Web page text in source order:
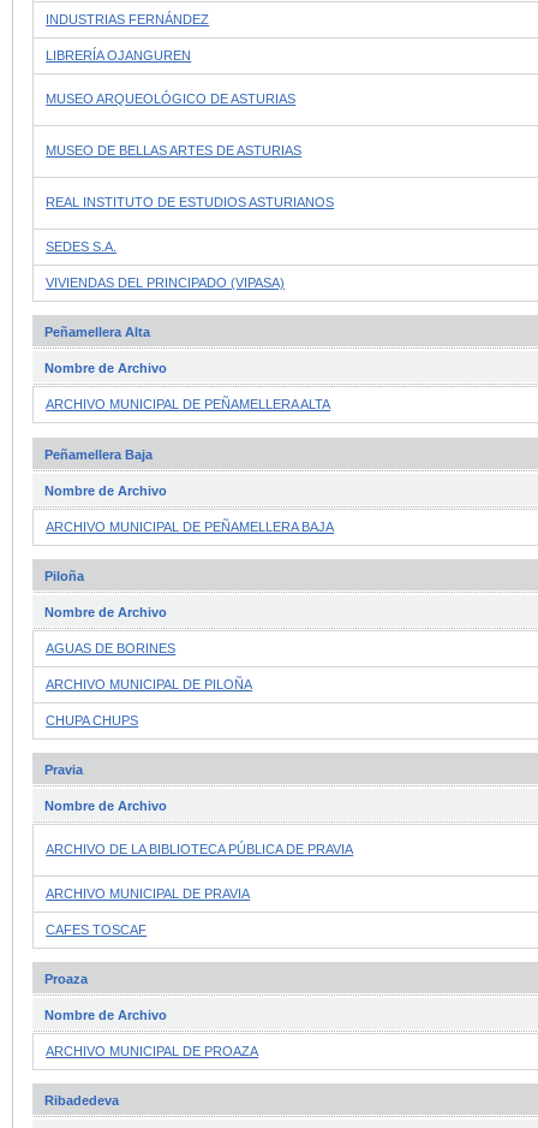
INDUSTRIAS FERNÁNDEZ
LIBRERÍA OJANGUREN
MUSEO ARQUEOLÓGICO DE ASTURIAS
MUSEO DE BELLAS ARTES DE ASTURIAS
REAL INSTITUTO DE ESTUDIOS ASTURIANOS
SEDES S.A.
VIVIENDAS DEL PRINCIPADO (VIPASA)
Peñamellera Alta
Nombre de Archivo
ARCHIVO MUNICIPAL DE PEÑAMELLERA ALTA
Peñamellera Baja
Nombre de Archivo
ARCHIVO MUNICIPAL DE PEÑAMELLERA BAJA
Piloña
Nombre de Archivo
AGUAS DE BORINES
ARCHIVO MUNICIPAL DE PILOÑA
CHUPA CHUPS
Pravia
Nombre de Archivo
ARCHIVO DE LA BIBLIOTECA PÚBLICA DE PRAVIA
ARCHIVO MUNICIPAL DE PRAVIA
CAFES TOSCAF
Proaza
Nombre de Archivo
ARCHIVO MUNICIPAL DE PROAZA
Ribadedeva